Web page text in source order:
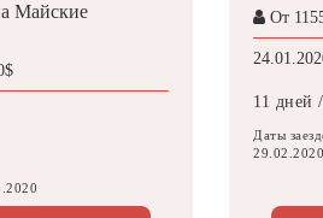
Майские
От
11 дней
Даты